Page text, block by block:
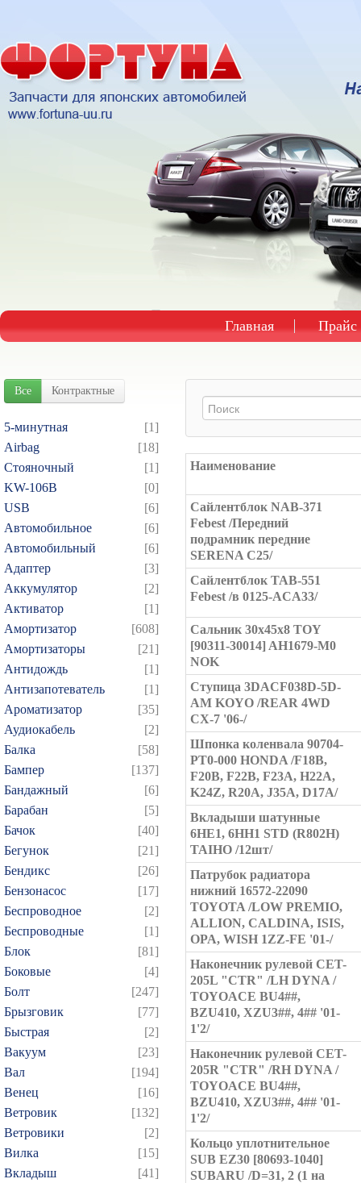
Главная Прайс
Все Контрактные
5-минутная
[1]
Airbag
[18]
Cтояночный
[1]
KW-106B
[0]
USB
[6]
Автомобильное
[6]
Автомобильный
[6]
Адаптер
[3]
Аккумулятор
[2]
Активатор
[1]
Амортизатор
[608]
Амортизаторы
[21]
Антидождь
[1]
Антизапотеватель
[1]
Ароматизатор
[35]
Аудиокабель
[2]
Балка
[58]
Бампер
[137]
Бандажный
[6]
Барабан
[5]
Бачок
[40]
Бегунок
[21]
Бендикс
[26]
Бензонасос
[17]
Беспроводное
[2]
Беспроводные
[1]
Блок
[81]
Боковые
[4]
Болт
[247]
Брызговик
[77]
Быстрая
[2]
Вакуум
[23]
Вал
[194]
Венец
[16]
Ветровик
[132]
Ветровики
[2]
Вилка
[15]
Вкладыш
[41]
Наименование
Сайлентблок NAB-371
Febest /Передний
подрамник передние
SERENA C25/
Сайлентблок TAB-551
Febest /в 0125-ACA33/
Сальник 30x45x8 TOY
[90311-30014] AH1679-M0
NOK
Ступица 3DACF038D-5D-
AM KOYO /REAR 4WD
CX-7 '06-/
Шпонка коленвала 90704-
PT0-000 HONDA /F18B,
F20B, F22B, F23A, H22A,
K24Z, R20A, J35A, D17A/
Вкладыши шатунные
6НЕ1, 6HH1 STD (R802H)
TAIHO /12шт/
Патрубок радиатора
нижний 16572-22090
TOYOTA /LOW PREMIO,
ALLION, CALDINA, ISIS,
OPA, WISH 1ZZ-FE '01-/
Наконечник рулевой CET-
205L "CTR" /LH DYNA /
TOYOACE BU4##,
BZU410, XZU3##, 4## '01-
1'2/
Наконечник рулевой CET-
205R "CTR" /RH DYNA /
TOYOACE BU4##,
BZU410, XZU3##, 4## '01-
1'2/
Кольцо уплотнительное
SUB EZ30 [80693-1040]
SUBARU /D=31, 2 (1 на